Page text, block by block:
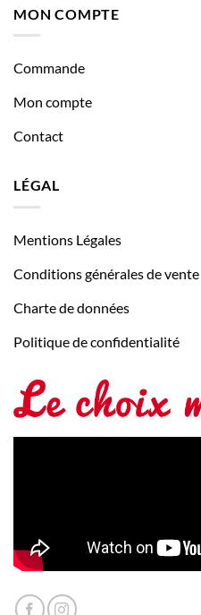
MON COMPTE
Commande
Mon compte
Contact
LÉGAL
Mentions Légales
Conditions générales de vente
Charte de données
Politique de confidentialité